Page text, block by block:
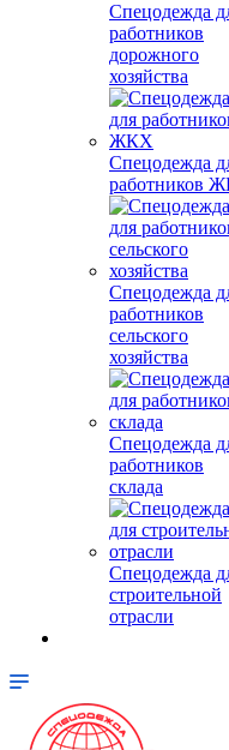
Спецодежда
работников
дорожного
хозяйства
Спецодежда
работников
Спецодежда
работников
сельского
хозяйства
Спецодежда
работников
склада
Спецодежда
строительной
отрасли